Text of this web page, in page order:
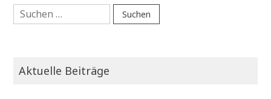
Suchen
nach:
Aktuelle Beiträge